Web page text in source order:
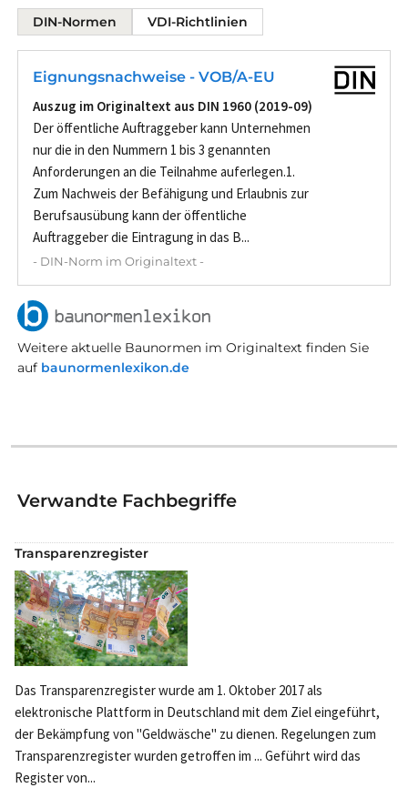
DIN-Normen VDI-Richtlinien
Eignungsnachweise - VOB/A-EU
Auszug im Originaltext aus DIN 1960 (2019-09)
Der öffentliche Auftraggeber kann Unternehmen
nur die in den Nummern 1 bis 3 genannten
Anforderungen an die Teilnahme auferlegen.1.
Zum Nachweis der Befähigung und Erlaubnis zur
Berufsausübung kann der öffentliche
Auftraggeber die Eintragung in das B...
- DIN-Norm im Originaltext -
Weitere aktuelle Baunormen im Originaltext finden Sie
auf baunormenlexikon.de
Verwandte Fachbegriffe
Transparenzregister
Das Transparenzregister wurde am 1. Oktober 2017 als
elektronische Plattform in Deutschland mit dem Ziel eingeführt,
der Bekämpfung von "Geldwäsche" zu dienen. Regelungen zum
Transparenzregister wurden getroffen im ... Geführt wird das
Register von...